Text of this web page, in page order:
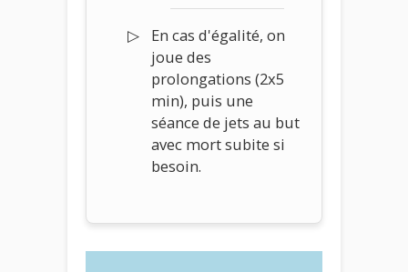
En cas d'égalité, on
joue des
prolongations (2x5
min), puis une
séance de jets au but
avec mort subite si
besoin.